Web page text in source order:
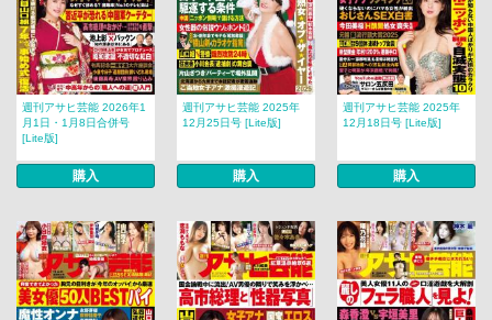
週刊アサヒ芸能 2026年1
月1日・1月8日合併号
[Lite版]
購入
週刊アサヒ芸能 2025年
12月25日号 [Lite版]
購入
週刊アサヒ芸能 2025年
12月18日号 [Lite版]
購入